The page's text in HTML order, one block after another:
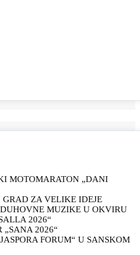
MOTOMARATON „DANI
ZA VELIKE IDEJE
MUZIKE U OKVIRU
2026“
„SANA 2026“
FORUM“ U SANSKOM